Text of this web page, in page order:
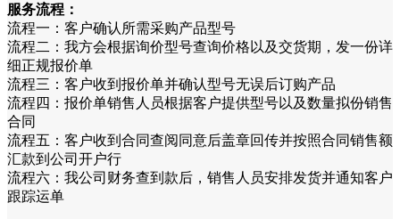
服务流程：
流程一：客户确认所需采购产品型号
流程二：我方会根据询价型号查询价格以及交货期，发一份详
细正规报价单
流程三：客户收到报价单并确认型号无误后订购产品
流程四：报价单销售人员根据客户提供型号以及数量拟份销售
合同
流程五：客户收到合同查阅同意后盖章回传并按照合同销售额
汇款到公司开户行
流程六：我公司财务查到款后，销售人员安排发货并通知客户
跟踪运单